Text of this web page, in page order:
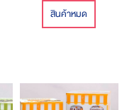
บิด ช่วยคลายกล้ามเนื้อ
แก้โรคเกาต์ ช่วยให้หลับ
สินค้าหมด